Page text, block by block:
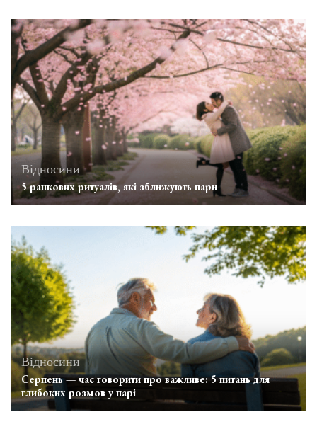
Відносини
5 ранкових ритуалів, які зближують пари
Відносини
Серпень — час говорити про важливе: 5 питань для
глибоких розмов у парі